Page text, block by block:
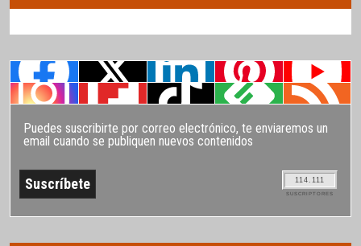
Puedes suscribirte por correo electrónico, te enviaremos un
email cuando se publiquen nuevos contenidos
114.111
SUSCRIPTORES